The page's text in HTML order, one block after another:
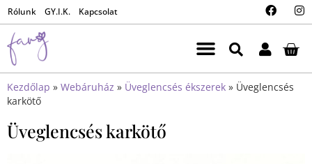
Rólunk GY.I.K. Kapcsolat
Kezdőlap » Webáruház » Üveglencsés ékszerek » Üveglencsés
karkötő
Üveglencsés karkötő